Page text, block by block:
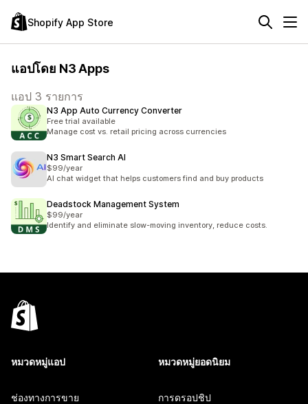
Shopify App Store
แอปโดย N3 Apps
แอป 3 รายการ
N3 App Auto Currency Converter
Free trial available
Manage cost vs. retail pricing across currencies
N3 Smart Search AI
$99/year
AI chat widget that helps customers find and buy products
Deadstock Management System
$99/year
Identify and eliminate slow-moving inventory, reduce costs.
หมวดหมู่แอป
ช่องทางการขาย
หมวดหมู่ยอดนิยม
การดรอปชิป